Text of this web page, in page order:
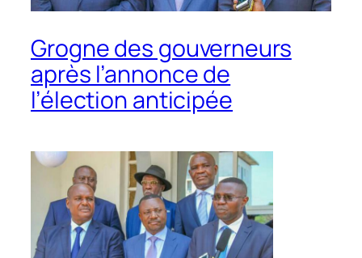
Grogne des gouverneurs
après l’annonce de
l’élection anticipée